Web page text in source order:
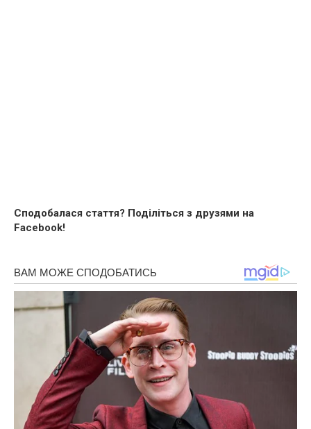
Сподобалася стаття? Поділіться з друзями на
Facebook!